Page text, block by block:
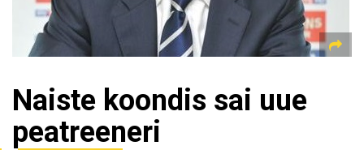
Naiste koondis sai uue
peatreeneri